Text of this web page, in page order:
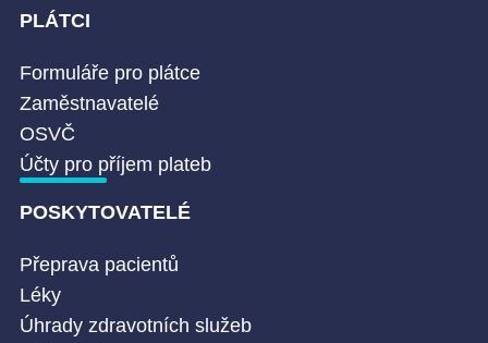
PLÁTCI
Formuláře pro plátce
Zaměstnavatelé
OSVČ
Účty pro příjem plateb
POSKYTOVATELÉ
Přeprava pacientů
Léky
Úhrady zdravotních služeb